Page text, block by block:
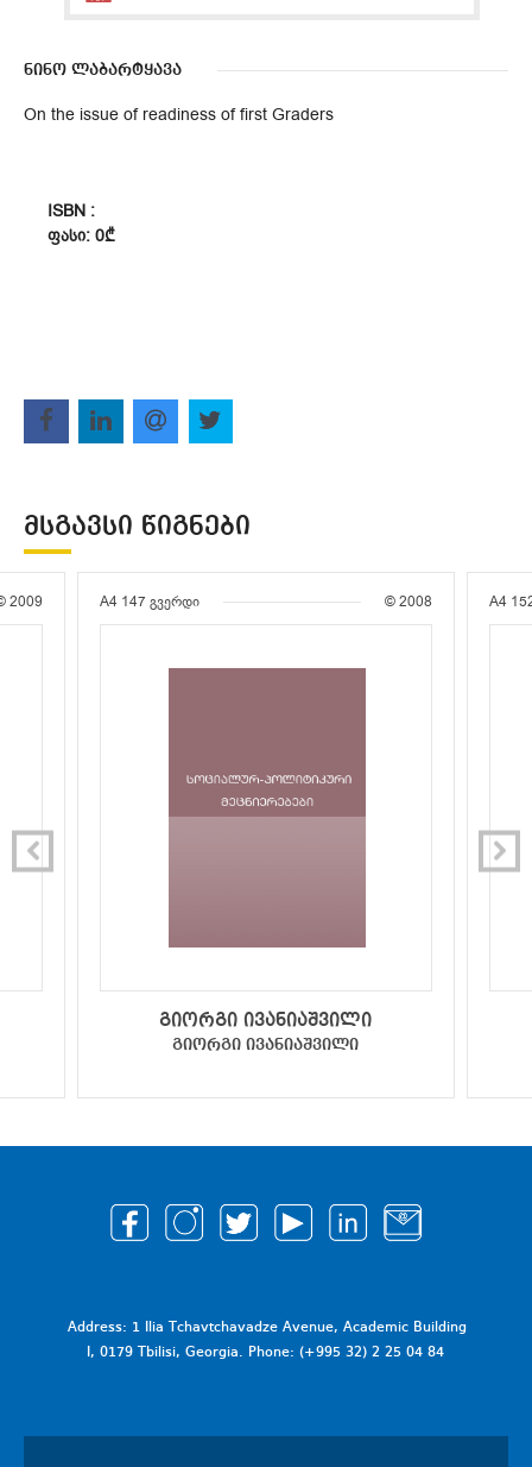
ნინო ლაბარტყავა
On the issue of readiness of first Graders
ISBN :
ᲤᲐᲡᲘ: 0₾
ᲛᲡᲒᲐᲕᲡᲘ ᲬᲘᲒᲜᲔᲑᲘ
2009 A4 147 გვერდი © 2008
გიორგი ივანიაშვილი
გიორგი ივანიაშვილი
A4
Address: 1 Ilia Tchavtchavadze Avenue, Academic Building
I, 0179 Tbilisi, Georgia. Phone: (+995 32) 2 25 04 84